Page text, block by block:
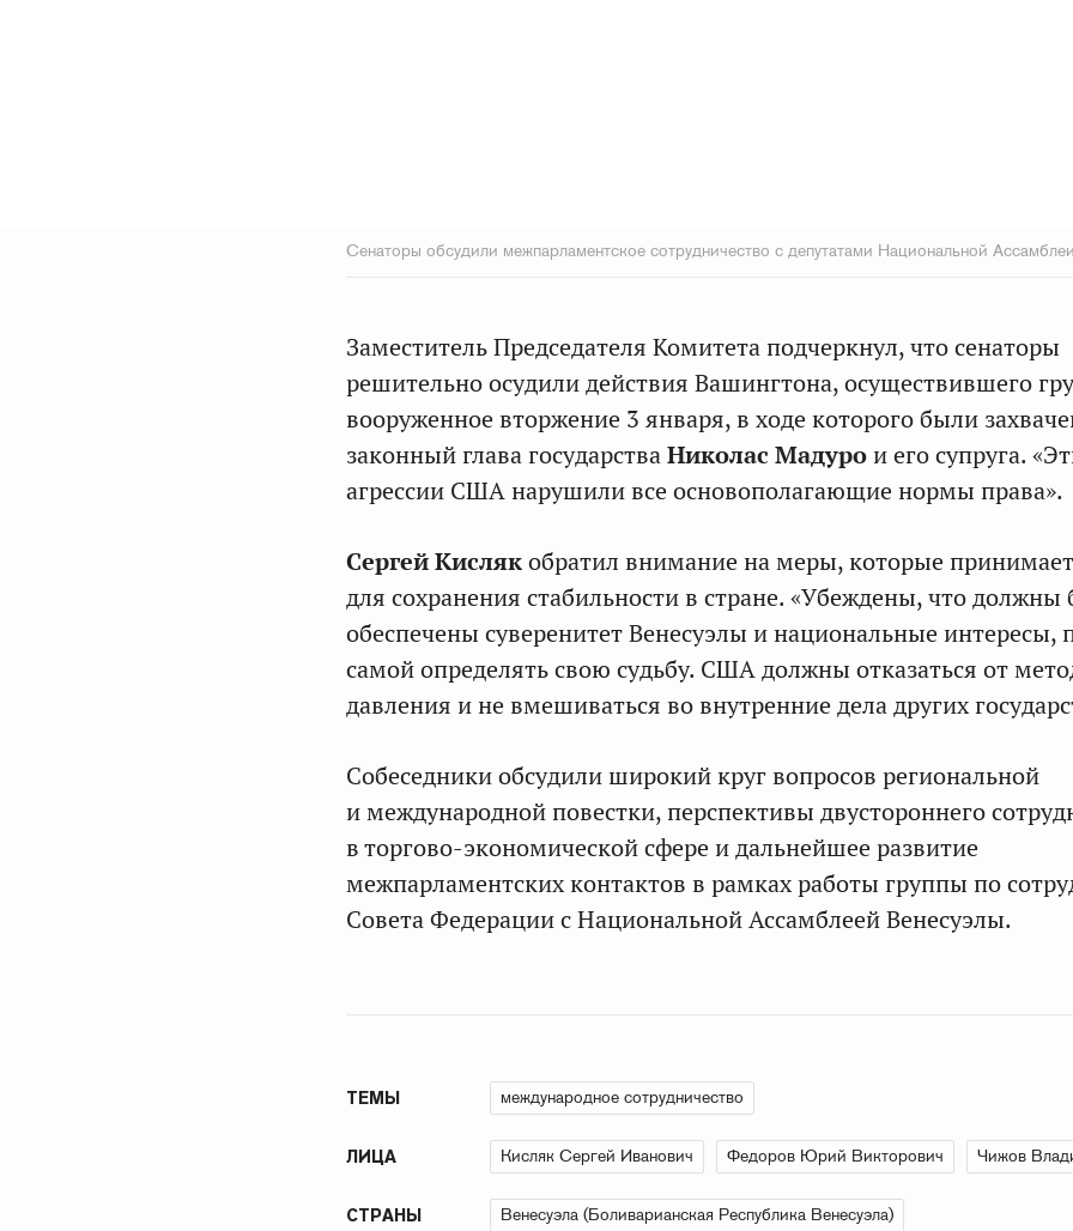
Сенаторы обсудили межпарламентское сотрудничество с депутатами Национальной
Заместитель Председателя Комитета подчеркнул, что сенаторы
решительно осудили действия Вашингтона, осуществившего
вооруженное вторжение 3 января, в ходе которого были
законный глава государстваНиколас Мадурои его супруга.
агрессии США нарушили все основополагающие нормы права».
Сергей Кислякобратил внимание на меры, которые
для сохранения стабильности в стране. «Убеждены, что должны
обеспечены суверенитет Венесуэлы и национальные интересы,
самой определять свою судьбу. США должны отказаться от
давления и не вмешиваться во внутренние дела других
Собеседники обсудили широкий круг вопросов региональной
и международной повестки, перспективы двустороннего
в торгово-экономической сфере и дальнейшее развитие
межпарламентских контактов в рамках работы группы по
Совета Федерации с Национальной Ассамблеей Венесуэлы.
ТЕМЫ международное сотрудничество
ЛИЦА Кисляк Сергей Иванович Федоров Юрий Викторович Чижов
СТРАНЫ Венесуэла (Боливарианская Республика Венесуэла)